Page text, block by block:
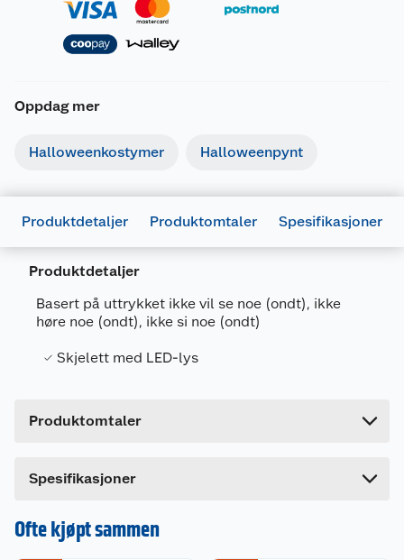
Oppdag mer
Halloweenkostymer Halloweenpynt
Produktdetaljer Produktomtaler Spesifikasjoner
Produktdetaljer
Basert på uttrykket ikke vil se noe (ondt), ikke
høre noe (ondt), ikke si noe (ondt)
Skjelett med LED-lys
Produktomtaler
Dette produktet har ikke fått noen omtale ennå.
en omtale.
Spesifikasjoner
artikkelnummer
119
Bruttovekt
Ofte kjøpt sammen